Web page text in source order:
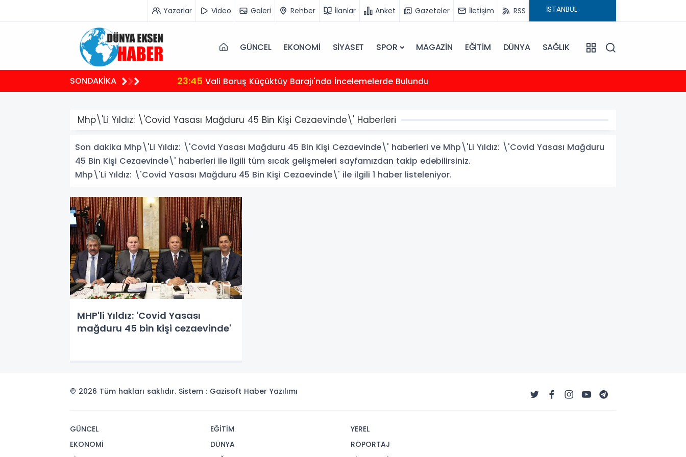
Yazarlar Video Galeri Rehber İlanlar Anket Gazeteler İletişim RSS
GÜNCEL EKONOMİ SİYASET SPOR MAGAZİN EĞİTİM DÜNYA SAĞLIK
SONDAKİKA 23:45 Vali Baruş Küçüktüy Barajı'nda İncelemelerde Bulundu
Mhp\'Li Yıldız: \'Covid Yasası Mağduru 45 Bin Kişi Cezaevinde\' Haberleri
Son dakika Mhp\'Li Yıldız: \'Covid Yasası Mağduru 45 Bin Kişi Cezaevinde\' haberleri ve Mhp\'Li Yıldız: \'Covid Yasası Mağduru
45 Bin Kişi Cezaevinde\' haberleri ile ilgili tüm sıcak gelişmeleri sayfamızdan takip edebilirsiniz.
Mhp\'Li Yıldız: \'Covid Yasası Mağduru 45 Bin Kişi Cezaevinde\' ile ilgili 1 haber listeleniyor.
MHP'li Yıldız: 'Covid Yasası
mağduru 45 bin kişi cezaevinde'
© 2026 Tüm hakları saklıdır. Sistem : Gazisoft Haber Yazılımı
GÜNCEL
EKONOMİ
EĞİTİM
DÜNYA
YEREL
RÖPORTAJ